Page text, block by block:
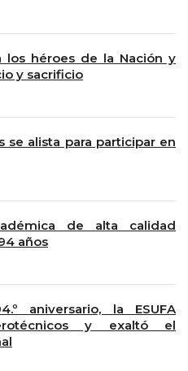
los héroes de la Nación y
y sacrificio
se alista para participar en
de alta calidad
años
aniversario, la ESUFA
y exaltó el